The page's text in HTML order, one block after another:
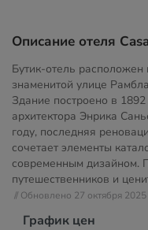
Описание отеля
Бутик-отель
знаменитой улице
Здание построено в
архитектора Энрика
году, последняя
сочетает элементы
современным дизайном.
путешественников и
// Обновлено 27 октября 2025
График цен